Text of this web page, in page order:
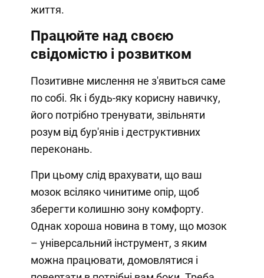
життя.
Працюйте над своєю
свідомістю і розвитком
Позитивне мислення не з'явиться саме
по собі. Як і будь-яку корисну навичку,
його потрібно тренувати, звільняти
розум від бур'янів і деструктивних
переконань.
При цьому слід врахувати, що ваш
мозок всіляко чинитиме опір, щоб
зберегти колишню зону комфорту.
Однак хороша новина в тому, що мозок
– універсальний інструмент, з яким
можна працювати, домовлятися і